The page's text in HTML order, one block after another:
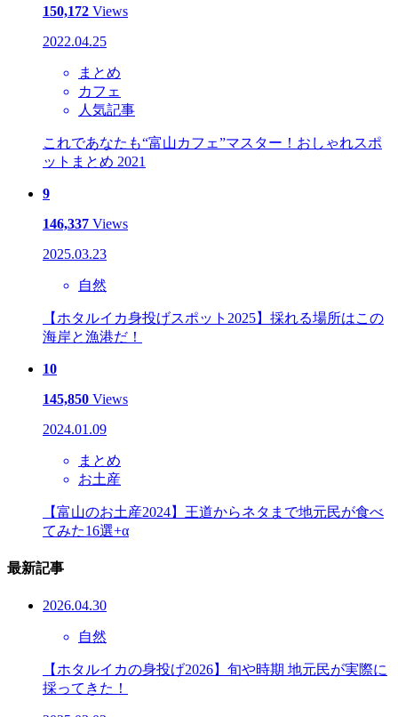
150,172 Views
2022.04.25
まとめ
カフェ
人気記事
これであなたも“富山カフェ”マスター！おしゃれスポ
ットまとめ 2021
9
146,337 Views
2025.03.23
自然
【ホタルイカ身投げスポット2025】採れる場所はこの
海岸と漁港だ！
10
145,850 Views
2024.01.09
まとめ
お土産
【富山のお土産2024】王道からネタまで地元民が食べ
てみた16選+α
最新記事
2026.04.30
自然
【ホタルイカの身投げ2026】旬や時期 地元民が実際に
採ってきた！